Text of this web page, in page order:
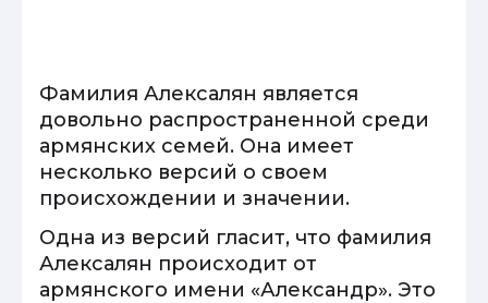
Фамилия Алексалян является
довольно распространенной среди
армянских семей. Она имеет
несколько версий о своем
происхождении и значении.
Одна из версий гласит, что фамилия
Алексалян происходит от
армянского имени «Александр». Это